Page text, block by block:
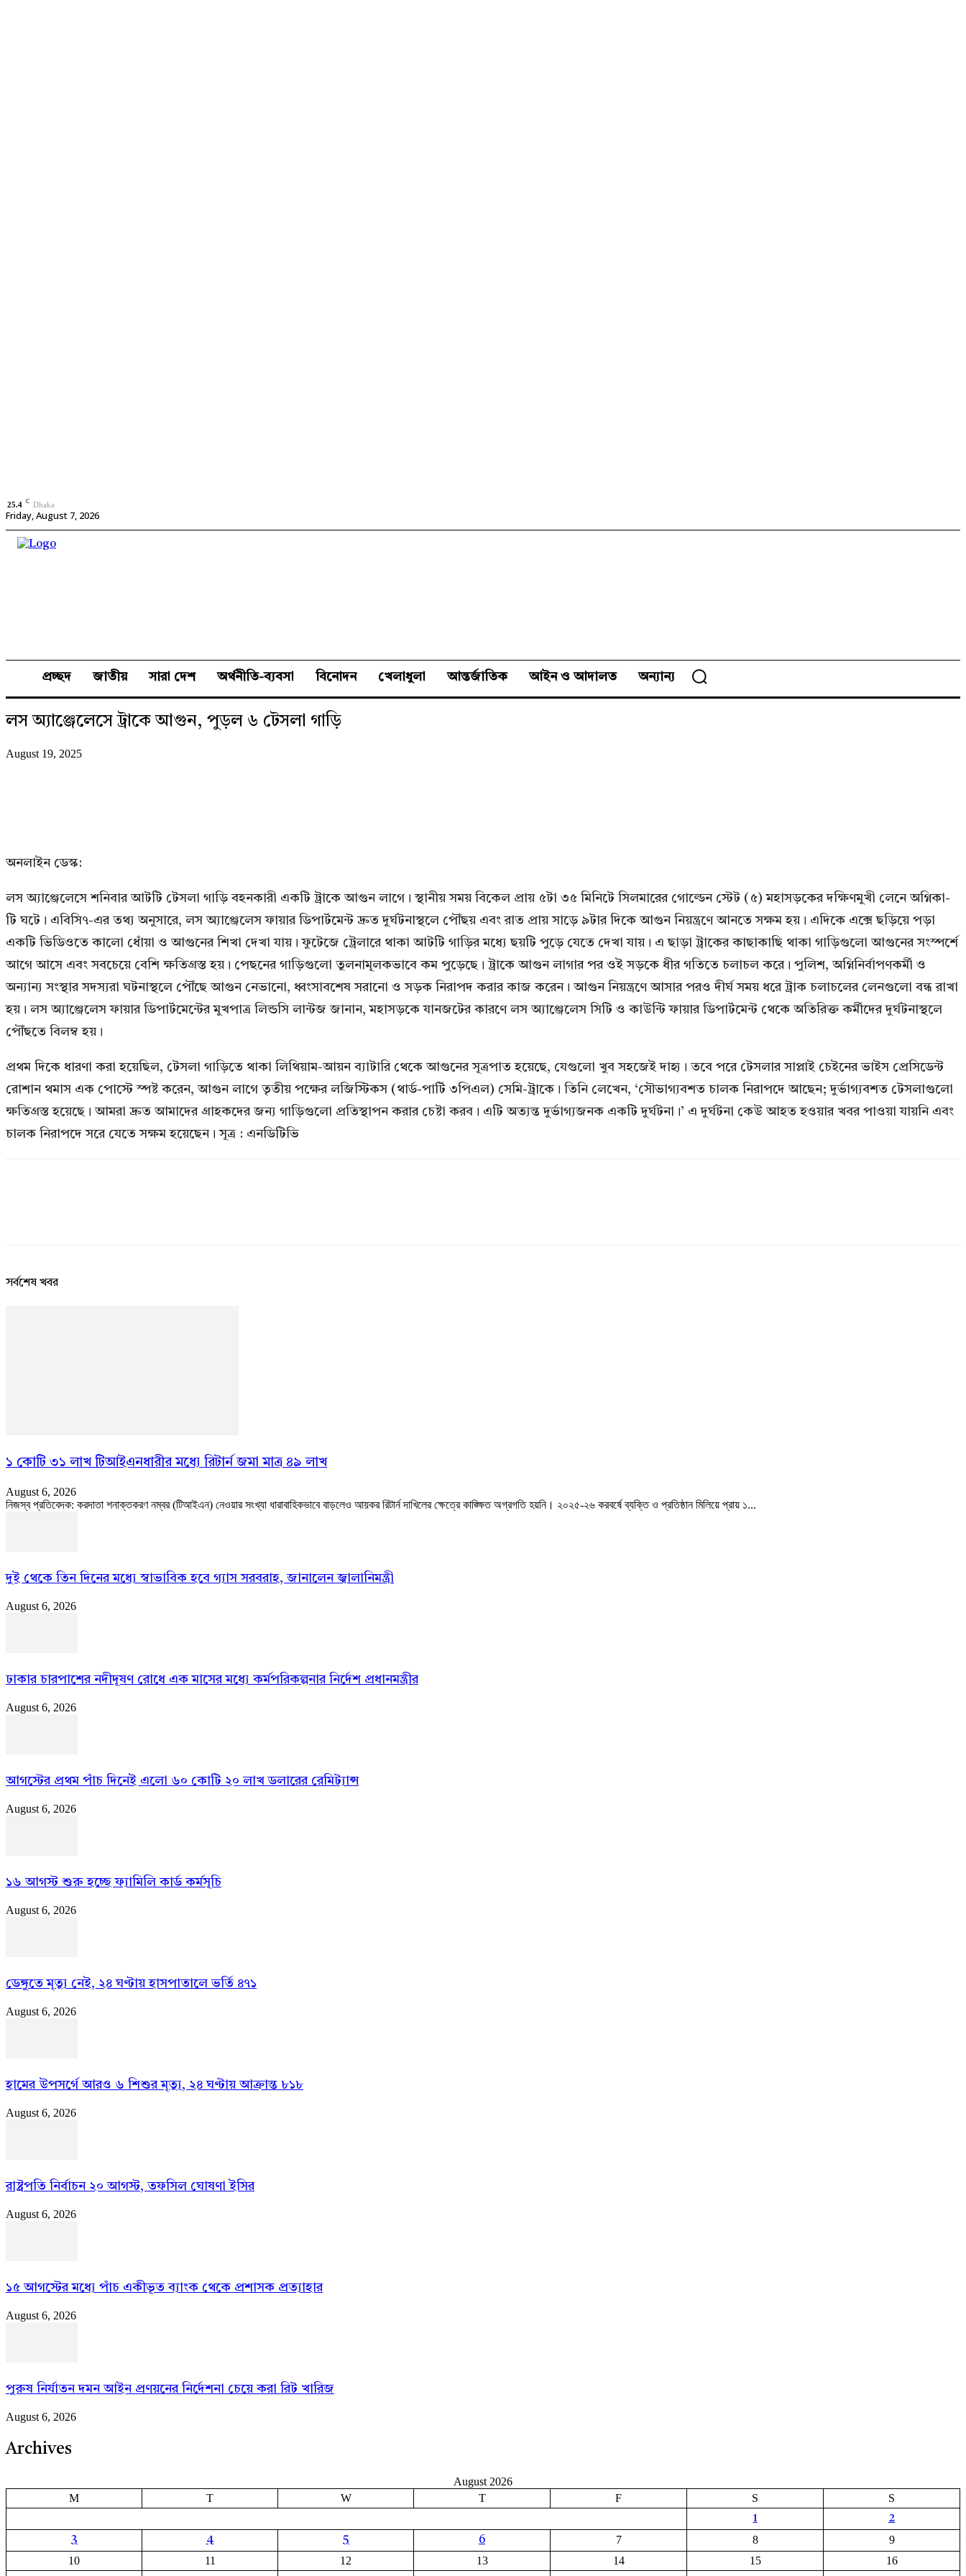
25.4 C Dhaka
Friday, August 7, 2026
প্রচ্ছদ জাতীয় সারা দেশ অর্থনীতি-ব্যবসা বিনোদন খেলাধুলা আন্তর্জাতিক আইন ও আদালত অন্যান্য
লস অ্যাঞ্জেলেসে ট্রাকে আগুন, পুড়ল ৬ টেসলা গাড়ি
August 19, 2025
অনলাইন ডেস্ক:
লস অ্যাঞ্জেলেসে শনিবার আটটি টেসলা গাড়ি বহনকারী একটি ট্রাকে আগুন লাগে। স্থানীয় সময় বিকেল প্রায় ৫টা ৩৫ মিনিটে সিলমারের গোল্ডেন স্টেট (৫) মহাসড়কের দক্ষিণমুখী লেনে অগ্নিকা-
টি ঘটে। এবিসি৭-এর তথ্য অনুসারে, লস অ্যাঞ্জেলেস ফায়ার ডিপার্টমেন্ট দ্রুত দুর্ঘটনাস্থলে পৌঁছয় এবং রাত প্রায় সাড়ে ৯টার দিকে আগুন নিয়ন্ত্রণে আনতে সক্ষম হয়। এদিকে এক্সে ছড়িয়ে পড়া
একটি ভিডিওতে কালো ধোঁয়া ও আগুনের শিখা দেখা যায়। ফুটেজে ট্রেলারে থাকা আটটি গাড়ির মধ্যে ছয়টি পুড়ে যেতে দেখা যায়। এ ছাড়া ট্রাকের কাছাকাছি থাকা গাড়িগুলো আগুনের সংস্পর্শে
আগে আসে এবং সবচেয়ে বেশি ক্ষতিগ্রস্ত হয়। পেছনের গাড়িগুলো তুলনামূলকভাবে কম পুড়েছে। ট্রাকে আগুন লাগার পর ওই সড়কে ধীর গতিতে চলাচল করে। পুলিশ, অগ্নিনির্বাপণকর্মী ও
অন্যান্য সংস্থার সদস্যরা ঘটনাস্থলে পৌঁছে আগুন নেভানো, ধ্বংসাবশেষ সরানো ও সড়ক নিরাপদ করার কাজ করেন। আগুন নিয়ন্ত্রণে আসার পরও দীর্ঘ সময় ধরে ট্রাক চলাচলের লেনগুলো বন্ধ রাখা
হয়। লস অ্যাঞ্জেলেস ফায়ার ডিপার্টমেন্টের মুখপাত্র লিন্ডসি লান্টজ জানান, মহাসড়কে যানজটের কারণে লস অ্যাঞ্জেলেস সিটি ও কাউন্টি ফায়ার ডিপার্টমেন্ট থেকে অতিরিক্ত কর্মীদের দুর্ঘটনাস্থলে
পৌঁছতে বিলম্ব হয়।
প্রথম দিকে ধারণা করা হয়েছিল, টেসলা গাড়িতে থাকা লিথিয়াম-আয়ন ব্যাটারি থেকে আগুনের সূত্রপাত হয়েছে, যেগুলো খুব সহজেই দাহ্য। তবে পরে টেসলার সাপ্লাই চেইনের ভাইস প্রেসিডেন্ট
রোশান থমাস এক পোস্টে স্পষ্ট করেন, আগুন লাগে তৃতীয় পক্ষের লজিস্টিকস (থার্ড-পার্টি ৩পিএল) সেমি-ট্রাকে। তিনি লেখেন, ‘সৌভাগ্যবশত চালক নিরাপদে আছেন; দুর্ভাগ্যবশত টেসলাগুলো
ক্ষতিগ্রস্ত হয়েছে। আমরা দ্রুত আমাদের গ্রাহকদের জন্য গাড়িগুলো প্রতিস্থাপন করার চেষ্টা করব। এটি অত্যন্ত দুর্ভাগ্যজনক একটি দুর্ঘটনা।’ এ দুর্ঘটনা কেউ আহত হওয়ার খবর পাওয়া যায়নি এবং
চালক নিরাপদে সরে যেতে সক্ষম হয়েছেন। সূত্র : এনডিটিভি
সর্বশেষ খবর
১ কোটি ৩১ লাখ টিআইএনধারীর মধ্যে রিটার্ন জমা মাত্র ৪৯ লাখ
August 6, 2026
নিজস্ব প্রতিবেদক: করদাতা শনাক্তকরণ নম্বর (টিআইএন) নেওয়ার সংখ্যা ধারাবাহিকভাবে বাড়লেও আয়কর রিটার্ন দাখিলের ক্ষেত্রে কাঙ্ক্ষিত অগ্রগতি হয়নি। ২০২৫-২৬ করবর্ষে ব্যক্তি ও প্রতিষ্ঠান মিলিয়ে প্রায় ১...
দুই থেকে তিন দিনের মধ্যে স্বাভাবিক হবে গ্যাস সরবরাহ, জানালেন জ্বালানিমন্ত্রী
August 6, 2026
ঢাকার চারপাশের নদীদূষণ রোধে এক মাসের মধ্যে কর্মপরিকল্পনার নির্দেশ প্রধানমন্ত্রীর
August 6, 2026
আগস্টের প্রথম পাঁচ দিনেই এলো ৬০ কোটি ২০ লাখ ডলারের রেমিট্যান্স
August 6, 2026
১৬ আগস্ট শুরু হচ্ছে ফ্যামিলি কার্ড কর্মসূচি
August 6, 2026
ডেঙ্গুতে মৃত্যু নেই, ২৪ ঘণ্টায় হাসপাতালে ভর্তি ৪৭১
August 6, 2026
হামের উপসর্গে আরও ৬ শিশুর মৃত্যু, ২৪ ঘণ্টায় আক্রান্ত ৮১৮
August 6, 2026
রাষ্ট্রপতি নির্বাচন ২০ আগস্ট, তফসিল ঘোষণা ইসির
August 6, 2026
১৫ আগস্টের মধ্যে পাঁচ একীভূত ব্যাংক থেকে প্রশাসক প্রত্যাহার
August 6, 2026
পুরুষ নির্যাতন দমন আইন প্রণয়নের নির্দেশনা চেয়ে করা রিট খারিজ
August 6, 2026
Archives
August 2026
M
T W T F S S
1
2
3
4 5 6 7 8
9
10
11 12 13 14 15
16